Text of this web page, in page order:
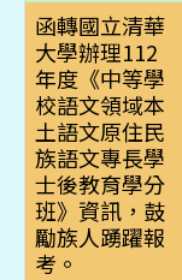
函轉國立清華
大學辦理112
年度《中等學
校語文領域本
土語文原住民
族語文專長學
士後教育學分
班》資訊，鼓
勵族人踴躍報
考。